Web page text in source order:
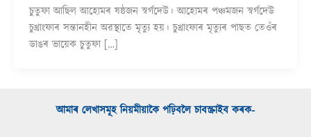
চুতুফা আছিল আহোমৰ ষষ্ঠজন স্বৰ্গদেউ। আহোমৰ পঞ্চমজন স্বৰ্গদেউ
চুখ্ৰাংফাৰ সন্তানহীন অৱস্থাতে মৃত্যু হয়। চুখ্ৰাংফাৰ মৃত্যুৰ পাছত তেওঁৰ
ডাঙৰ ভায়েক চুতুফা […]
আমাৰ লেখাসমূহ নিয়মীয়াকৈ পঢ়িবলৈ চাবস্ক্ৰাইব কৰক-​